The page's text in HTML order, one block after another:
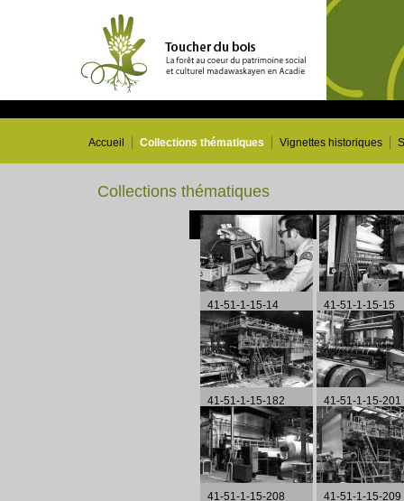
Accueil Collections thématiques Vignettes historiques
Collections thématiques
41-51-1-15-14 41-51-1-15-15
41-51-1-15-182 41-51-1-15-201
41-51-1-15-208 41-51-1-15-209